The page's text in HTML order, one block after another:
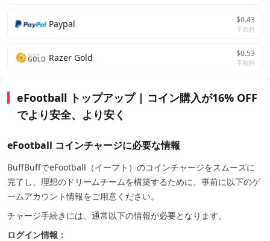
Paypal $0.43
手数料
Razer Gold $0.53
手数料
eFootball トップアップ | コイン購入が16% OFF
でより安全、より安く
eFootball コインチャージに必要な情報
BuffBuffでeFootball（イーフト）のコインチャージをスムーズに
完了し、理想のドリームチームを構築するために、事前に以下のゲ
ームアカウント情報をご用意ください。
チャージ手続きには、通常以下の情報が必要となります。
ログイン情報：